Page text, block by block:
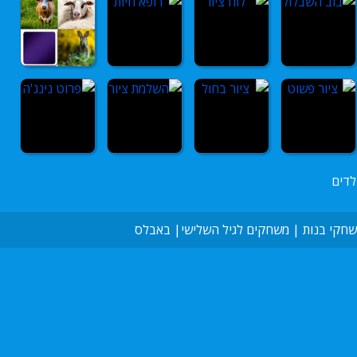
בנות | משחקים לגיל השלישי | באבלס